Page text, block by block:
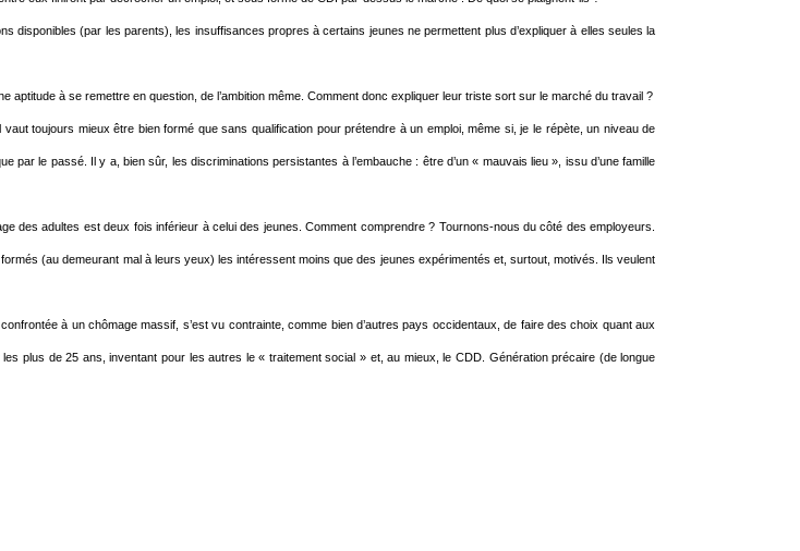
disponibles (par les parents), les insuffisances propres à certains jeunes ne permettent plus d’expliquer à elles seules la
à se remettre en question, de l’ambition même. Comment donc expliquer leur triste sort sur le marché du travail ?
toujours mieux être bien formé que sans qualification pour prétendre à un emploi, même si, je le répète, un niveau de
le passé. Il y a, bien sûr, les discriminations persistantes à l’embauche : être d’un « mauvais lieu », issu d’une famille
des adultes est deux fois inférieur à celui des jeunes. Comment comprendre ? Tournons-nous du côté des employeurs.
(au demeurant mal à leurs yeux) les intéressent moins que des jeunes expérimentés et, surtout, motivés. Ils veulent
à un chômage massif, s’est vu contrainte, comme bien d’autres pays occidentaux, de faire des choix quant aux
plus de 25 ans, inventant pour les autres le « traitement social » et, au mieux, le CDD. Génération précaire (de longue